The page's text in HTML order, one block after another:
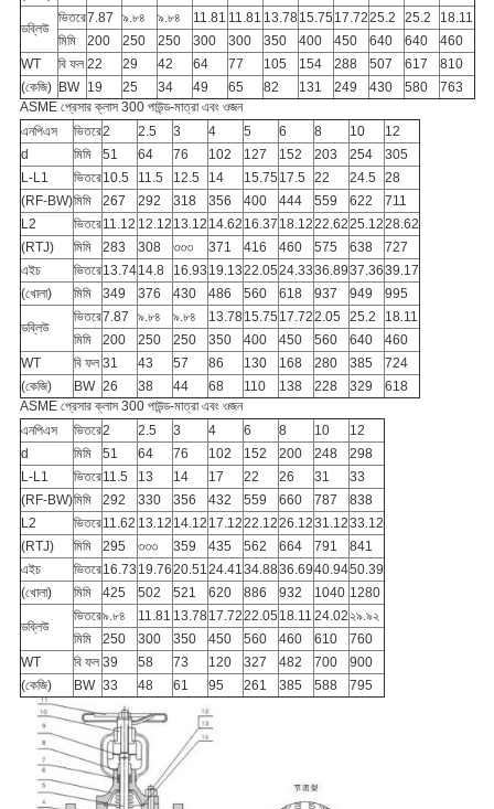
ডব্লিউ
ভিতরে7.87 ৯.৮৪ ৯.৮৪ 11.81 11.81 13.7815.75 17.7225.2 25.2
18.11
মিমি
200 250 250 300 300 350 400 450 640 640
460
WT
বি ফল 22 29 42 64 77 105 154 288 507 617
810
(কেজি) BW 19 25 34 49 65 82 131 249 430 580
763
ASME প্রেসার ক্লাস 300 পাউন্ড-মাত্রা এবং ওজন
এনপিএস
ভিতরে2 2.5 3 4 5 6 8 10
12
d
মিমি 51 64 76 102 127 152 203 254
305
L-L1
ভিতরে10.5 11.5 12.5 14 15.75 17.5 22 24.5
28
(RF-BW)মিমি 267 292 318 356 400 444 559 622
711
L2
ভিতরে11.12 12.12 13.12 14.62 16.37 18.1222.6225.1228.62
(RTJ)
মিমি 283 308 ৩৩৩ 371 416 460 575 638
727
এইচ
ভিতরে13.7414.8 16.93 19.1322.0524.3336.8937.3639.17
(খোলা)
মিমি 349 376 430 486 560 618 937 949 995
ডব্লিউ
ভিতরে7.87 ৯.৮৪ ৯.৮৪ 13.7815.75 17.722.05 25.2
18.11
মিমি
200 250 250 350 400 450 560 640
460
WT
বি ফল 31 43 57 86 130 168 280 385
724
(কেজি)
BW 26 38 44 68 110 138 228 329
618
ASME প্রেসার ক্লাস 300 পাউন্ড-মাত্রা এবং ওজন
এনপিএস
ভিতরে2 2.5 3 4 6 8 10
12
d
মিমি 51 64 76 102 152 200 248
298
L-L1
ভিতরে11.5 13 14 17 22 26 31
33
(RF-BW)মিমি 292 330 356 432 559 660 787
838
L2
ভিতরে11.62 13.12 14.12 17.1222.1226.1231.1233.12
(RTJ)
মিমি 295 ৩৩৩ 359 435 562 664 791
841
এইচ
ভিতরে16.73 19.7620.51 24.41 34.8836.6940.9450.39
(খোলা)
মিমি 425 502 521 620 886 932 1040 1280
ডব্লিউ
ভিতরে৯.৮৪ 11.81 13.7817.7222.05 18.11 24.02২৯.৯২
মিমি
250 300 350 450 560 460 610
760
WT
বি ফল 39 58 73 120 327 482 700
900
(কেজি)
BW 33 48 61 95 261 385 588 795